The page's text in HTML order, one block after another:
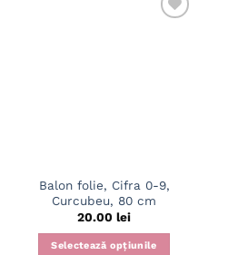
Balon folie, Cifra 0-9,
Curcubeu, 80 cm
20.00 lei
Selectează opțiunile